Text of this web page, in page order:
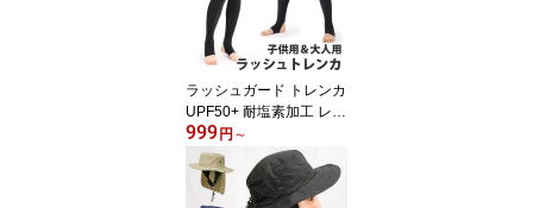
ラッシュガード トレンカ
UPF50+ 耐塩素加工 レデ
ィース キッズ メンズ VA
XPOT(バックスポット) V
A-4405 ラッシュガード
レギンス 水着 レギンス
999 円 ～